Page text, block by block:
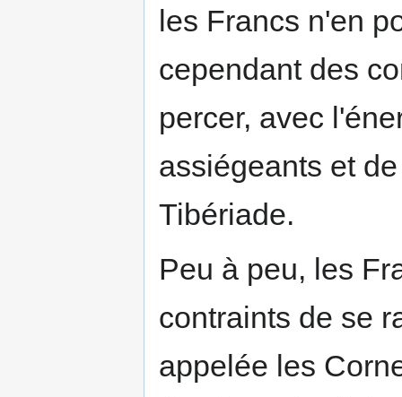
les Francs n'en
cependant des
percer, avec
assiégeants et
Tibériade.
Peu à peu, les
contraints de se
appelée les